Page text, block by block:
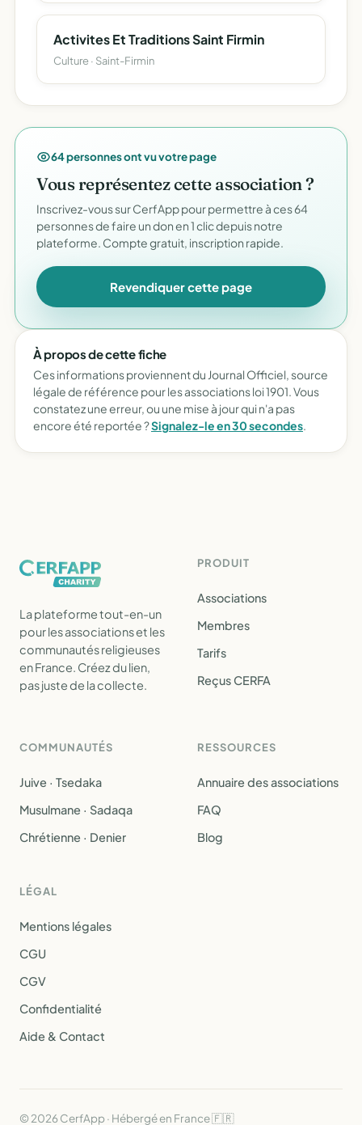
Activites Et Traditions Saint Firmin
Culture · Saint-Firmin
64 personnes ont vu votre page
Vous représentez cette association ?
Inscrivez-vous sur CerfApp pour permettre à ces 64
personnes de faire un don en 1 clic depuis notre
plateforme. Compte gratuit, inscription rapide.
Revendiquer cette page
À propos de cette fiche
Ces informations proviennent du Journal Officiel, source
légale de référence pour les associations loi 1901. Vous
constatez une erreur, ou une mise à jour qui n'a pas
encore été reportée ?Signalez-le en 30 secondes.
La plateforme tout-en-un
pour les associations et les
communautés religieuses
en France. Créez du lien,
pas juste de la collecte.
PRODUIT
Associations
Membres
Tarifs
Reçus CERFA
COMMUNAUTÉS
Juive · Tsedaka
Musulmane · Sadaqa
Chrétienne · Denier
RESSOURCES
Annuaire des associations
FAQ
Blog
LÉGAL
Mentions légales
CGU
CGV
Confidentialité
Aide & Contact
© 2026 CerfApp · Hébergé en France 🇫🇷